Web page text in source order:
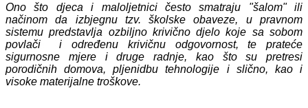
Ono što djeca i maloljetnici često smatraju "šalom" ili
načinom da izbjegnu tzv. školske obaveze, u pravnom
sistemu predstavlja ozbiljno krivično djelo koje sa sobom
povlači i određenu krivičnu odgovornost, te prateće
sigurnosne mjere i druge radnje, kao što su pretresi
porodičnih domova, pljenidbu tehnologije i slično, kao i
visoke materijalne troškove.